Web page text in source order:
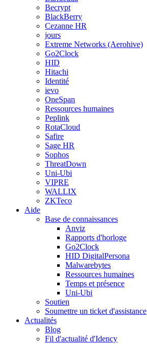
Becrypt
BlackBerry
Cezanne HR
jours
Extreme Networks (Aerohive)
Go2Clock
HID
Hitachi
Identité
ievo
OneSpan
Ressources humaines
Peplink
RotaCloud
Safire
Sage HR
Sophos
ThreatDown
Uni-Ubi
VIPRE
WALLIX
ZKTeco
Aide
Base de connaissances
Anviz
Rapports d'horloge
Go2Clock
HID DigitalPersona
Malwarebytes
Ressources humaines
Temps et présence
Uni-Ubi
Soutien
Soumettre un ticket d'assistance
Actualités
Blog
Fil d'actualité d'Idency